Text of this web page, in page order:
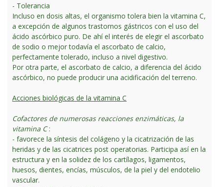
- Tolerancia
Incluso en dosis altas, el organismo tolera bien la vitamina C,
a excepción de algunos trastornos gástricos con el uso del
ácido ascórbico puro. De ahí el interés de elegir el ascorbato
de sodio o mejor todavía el ascorbato de calcio,
perfectamente tolerado, incluso a nivel digestivo.
Por otra parte, el ascorbato de calcio, a diferencia del ácido
ascórbico, no puede producir una acidificación del terreno.
Acciones biológicas de la vitamina C
Cofactores de numerosas reacciones enzimáticas, la
vitamina C:
- favorece la síntesis del colágeno y la cicatrización de las
heridas y de las cicatrices post operatorias. Participa así en la
estructura y en la solidez de los cartílagos, ligamentos,
huesos, dientes, encías, músculos, de la piel y del endotelio
vascular.